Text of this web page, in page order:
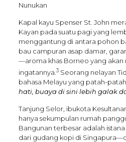
Nunukan
Kapal kayu Spenser St. John
Kayan pada suatu pagi yang
menggantung di antara pohon
bau campuran asap damar,
—aroma khas Borneo yang akan
ingatannya.3Seorang nelayan
bahasa Melayu yang patah-
hati, buaya di sini lebih galak
Tanjung Selor, ibukota
hanya sekumpulan rumah
Bangunan terbesar adalah
dari gudang kopi di